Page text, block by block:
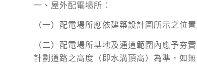
一、屋外配電場所：
（一）配電場所應依建築設計圖所示之位
（二）配電場所基地及通道範圍內應予夯
計劃道路之高度（即水溝頂高）為準，如